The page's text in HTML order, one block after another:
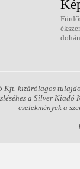
Kft. kizárólagos
a Silver
cselekmények a